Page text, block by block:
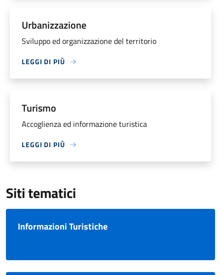
Urbanizzazione
Sviluppo ed organizzazione del territorio
LEGGI DI PIÙ
Turismo
Accoglienza ed informazione turistica
LEGGI DI PIÙ
Siti tematici
Informazioni Turistiche